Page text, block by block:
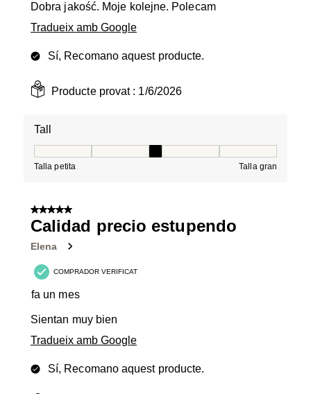
Dobra jakość. Moje kolejne. Polecam
Tradueix amb Google
Sí, Recomano aquest producte.
Producte provat : 1/6/2026
Tall
Talla petita Talla gran
5 de 5 estrelles.
Calidad precio estupendo
Elena
COMPRADOR VERIFICAT
fa un mes
Sientan muy bien
Tradueix amb Google
Sí, Recomano aquest producte.